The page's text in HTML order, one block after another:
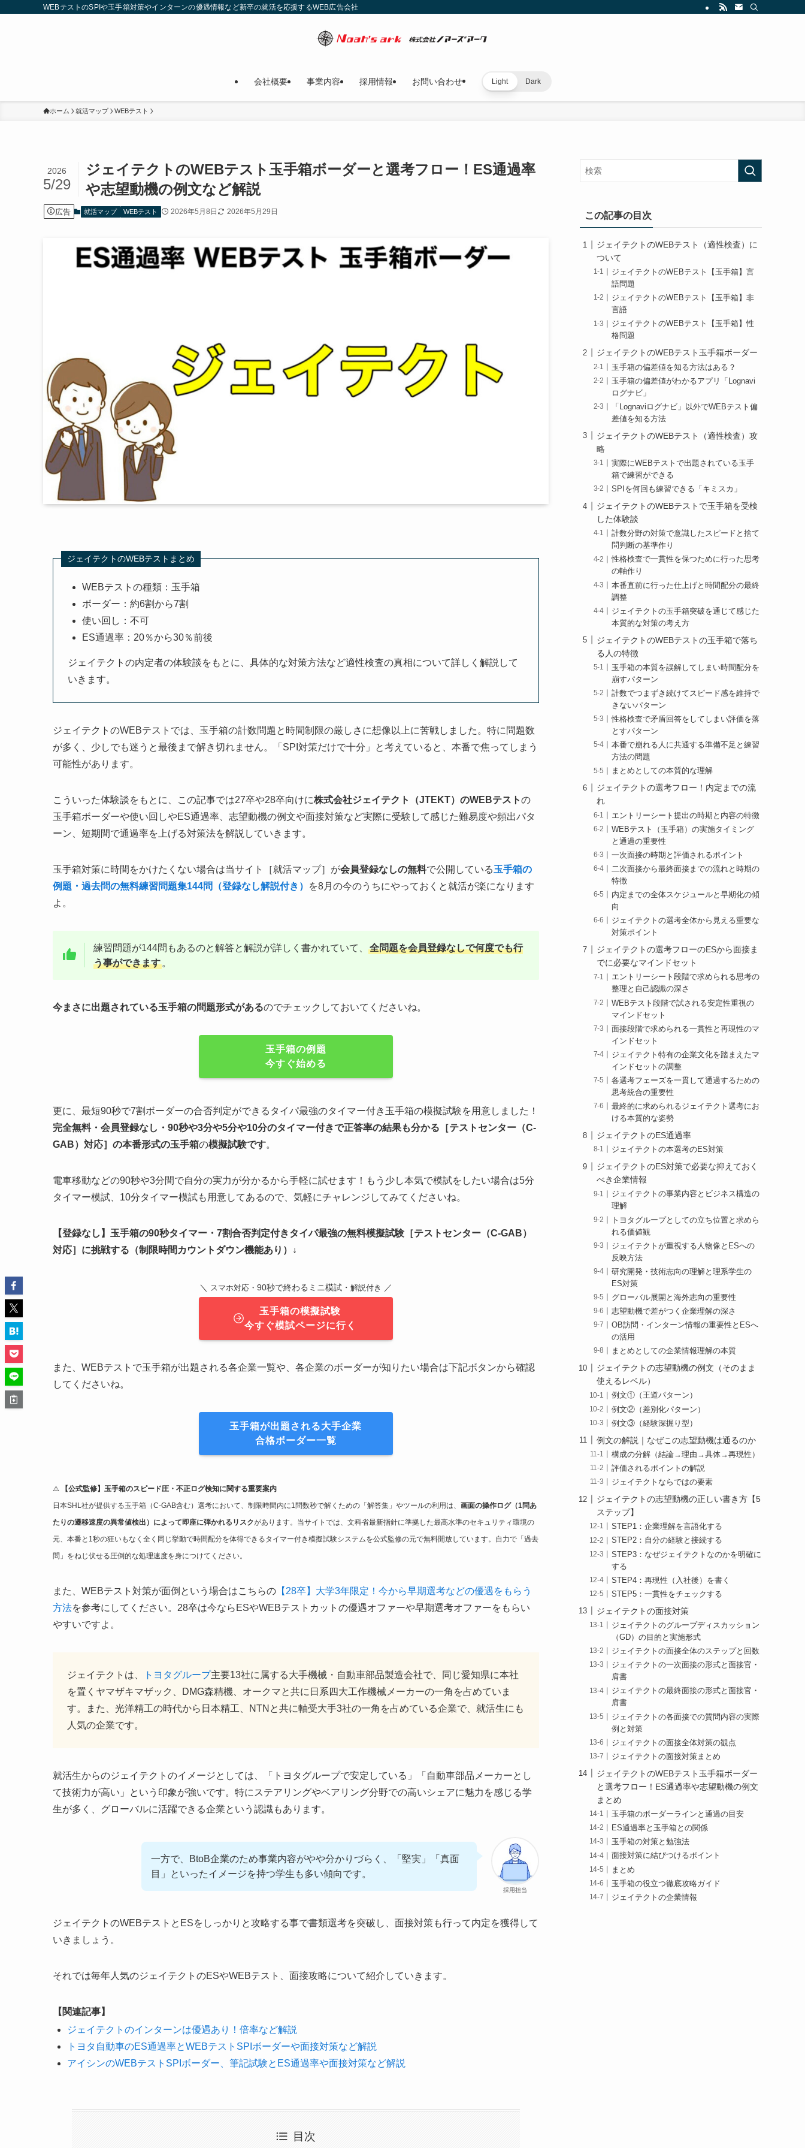
WEBテストのSPIや玉手箱対策やインターンの優遇情報など新卒の就活を応援するWEB広告会社
会社概要 事業内容 採用情報 お問い合わせ Light Dark
ホーム 就活マップ WEBテスト
ジェイテクトのWEBテスト玉手箱ボーダーと選考フロー！ES通過率
や志望動機の例文など解説
2026
5/29
広告 就活マップ WEBテスト 2026年5月8日 2026年5月29日
ジェイテクトのWEBテストまとめ
WEBテストの種類：玉手箱
ボーダー：約6割から7割
使い回し：不可
ES通過率：20％から30％前後
ジェイテクトの内定者の体験談をもとに、具体的な対策方法など適性検査の真相について詳しく解説して
いきます。
ジェイテクトのWEBテストでは、玉手箱の計数問題と時間制限の厳しさに想像以上に苦戦しました。特に問題数
が多く、少しでも迷うと最後まで解き切れません。「SPI対策だけで十分」と考えていると、本番で焦ってしまう
可能性があります。
こういった体験談をもとに、この記事では27卒や28卒向けに株式会社ジェイテクト（JTEKT） のWEBテストの
玉手箱ボーダーや使い回しやES通過率、志望動機の例文や面接対策など実際に受験して感じた難易度や頻出パタ
ーン、短期間で通過率を上げる対策法を解説していきます。
玉手箱対策に時間をかけたくない場合は当サイト［就活マップ］が会員登録なしの無料で公開している玉手箱の
例題・過去問の無料練習問題集144問（登録なし解説付き）
を8月の今のうちにやっておくと就活が楽になります
よ。
練習問題が144問もあるのと解答と解説が詳しく書かれていて、
全問題を会員登録なしで何度でも行
う事ができます 。
今まさに出題されている玉手箱の問題形式があるのでチェックしておいてくださいね。
玉手箱の例題
今すぐ始める
更に、最短90秒で7割ボーダーの合否判定ができるタイパ最強のタイマー付き玉手箱の模擬試験を用意しました！
完全無料・会員登録なし・90秒や3分や5分や10分のタイマー付きで正答率の結果も分かる ［テストセンター（C-
GAB）対応］ の本番形式の玉手箱の模擬試験です。
電車移動などの90秒や3分間で自分の実力が分かるから手軽に試せます！もう少し本気で模試をしたい場合は5分
タイマー模試、10分タイマー模試も用意してあるので、気軽にチャレンジしてみてくださいね。
【登録なし】玉手箱の90秒タイマー・7割合否判定付きタイパ最強の無料模擬試験 ［テストセンター（C-GAB）
対応］ に挑戦する（制限時間カウントダウン機能あり）↓
＼ スマホ対応・ 90秒で終わるミニ模試・ 解説付き ／
玉手箱の模擬試験
今すぐ模試ページに行く
また、WEBテストで玉手箱が出題される各企業一覧や、各企業のボーダーが知りたい場合は下記ボタンから確認
してくださいね。
玉手箱が出題される大手企業
合格ボーダー一覧
⚠️
【公式監修】玉手箱のスピード圧・不正ログ検知に関する重要案内
日本SHL社が提供する玉手箱（C-GAB含む）選考において、制限時間内に1問数秒で解くための「解答集」やツールの利用は、 画面の操作ログ（1問あ
たりの遷移速度の異常値検出）によって即座に弾かれるリスクがあります。当サイトでは、文科省最新指針に準拠した最高水準のセキュリティ環境の
元、本番と1秒の狂いもなく全く同じ挙動で時間配分を体得できるタイマー付き模擬試験システムを公式監修の元で無料開放しています。自力で「過去
問」をねじ伏せる圧倒的な処理速度を身につけてください。
また、WEBテスト対策が面倒という場合はこちらの 【28卒】大学3年限定！今から早期選考などの優遇をもらう
方法を参考にしてください。28卒は今ならESやWEBテストカットの優遇オファーや早期選考オファーをもらい
やすいですよ。
ジェイテクトは、 トヨタグループ主要13社に属する大手機械・自動車部品製造会社で、同じ愛知県に本社
を置くヤマザキマザック、DMG森精機、オークマと共に日系四大工作機械メーカーの一角を占めていま
す。また、光洋精工の時代から日本精工、NTNと共に軸受大手3社の一角を占めている企業で、就活生にも
人気の企業です。
就活生からのジェイテクトのイメージとしては、「トヨタグループで安定している」「自動車部品メーカーとし
て技術力が高い」という印象が強いです。特にステアリングやベアリング分野での高いシェアに魅力を感じる学
生が多く、グローバルに活躍できる企業という認識もあります。
採用担当
一方で、BtoB企業のため事業内容がやや分かりづらく、「堅実」「真面
目」といったイメージを持つ学生も多い傾向です。
ジェイテクトのWEBテストとESをしっかりと攻略する事で書類選考を突破し、面接対策も行って内定を獲得して
いきましょう。
それでは毎年人気のジェイテクトのESやWEBテスト、面接攻略について紹介していきます。
【関連記事】
ジェイテクトのインターンは優遇あり！倍率など解説
トヨタ自動車のES通過率とWEBテストSPIボーダーや面接対策など解説
アイシンのWEBテストSPIボーダー、筆記試験とES通過率や面接対策など解説
目次
この記事の目次
ジェイテクトのWEBテスト（適性検査）に
ついて
ジェイテクトのWEBテスト【玉手箱】言
語問題
ジェイテクトのWEBテスト【玉手箱】非
言語
ジェイテクトのWEBテスト【玉手箱】性
格問題
ジェイテクトのWEBテスト玉手箱ボーダー
玉手箱の偏差値を知る方法はある？
玉手箱の偏差値がわかるアプリ「Lognavi
ログナビ」
「Lognaviログナビ」以外でWEBテスト偏
差値を知る方法
ジェイテクトのWEBテスト（適性検査）攻
略
実際にWEBテストで出題されている玉手
箱で練習ができる
SPIを何回も練習できる「キミスカ」
ジェイテクトのWEBテストで玉手箱を受検
した体験談
計数分野の対策で意識したスピードと捨て
問判断の基準作り
性格検査で一貫性を保つために行った思考
の軸作り
本番直前に行った仕上げと時間配分の最終
調整
ジェイテクトの玉手箱突破を通じて感じた
本質的な対策の考え方
ジェイテクトのWEBテストの玉手箱で落ち
る人の特徴
玉手箱の本質を誤解してしまい時間配分を
崩すパターン
計数でつまずき続けてスピード感を維持で
きないパターン
性格検査で矛盾回答をしてしまい評価を落
とすパターン
本番で崩れる人に共通する準備不足と練習
方法の問題
まとめとしての本質的な理解
ジェイテクトの選考フロー！内定までの流
れ
エントリーシート提出の時期と内容の特徴
WEBテスト（玉手箱）の実施タイミング
と通過の重要性
一次面接の時期と評価されるポイント
二次面接から最終面接までの流れと時期の
特徴
内定までの全体スケジュールと早期化の傾
向
ジェイテクトの選考全体から見える重要な
対策ポイント
ジェイテクトの選考フローのESから面接ま
でに必要なマインドセット
エントリーシート段階で求められる思考の
整理と自己認識の深さ
WEBテスト段階で試される安定性重視の
マインドセット
面接段階で求められる一貫性と再現性のマ
インドセット
ジェイテクト特有の企業文化を踏まえたマ
インドセットの調整
各選考フェーズを一貫して通過するための
思考統合の重要性
最終的に求められるジェイテクト選考にお
ける本質的な姿勢
ジェイテクトのES通過率
ジェイテクトの本選考のES対策
ジェイテクトのES対策で必要な抑えておく
べき企業情報
ジェイテクトの事業内容とビジネス構造の
理解
トヨタグループとしての立ち位置と求めら
れる価値観
ジェイテクトが重視する人物像とESへの
反映方法
研究開発・技術志向の理解と理系学生の
ES対策
グローバル展開と海外志向の重要性
志望動機で差がつく企業理解の深さ
OB訪問・インターン情報の重要性とESへ
の活用
まとめとしての企業情報理解の本質
ジェイテクトの志望動機の例文（そのまま
使えるレベル）
例文①（王道パターン）
例文②（差別化パターン）
例文③（経験深掘り型）
例文の解説｜なぜこの志望動機は通るのか
構成の分解（結論→理由→具体→再現性）
評価されるポイントの解説
ジェイテクトならではの要素
ジェイテクトの志望動機の正しい書き方【5
ステップ】
STEP1：企業理解を言語化する
STEP2：自分の経験と接続する
STEP3：なぜジェイテクトなのかを明確に
する
STEP4：再現性（入社後）を書く
STEP5：一貫性をチェックする
ジェイテクトの面接対策
ジェイテクトのグループディスカッション
（GD）の目的と実施形式
ジェイテクトの面接全体のステップと回数
ジェイテクトの一次面接の形式と面接官・
肩書
ジェイテクトの最終面接の形式と面接官・
肩書
ジェイテクトの各面接での質問内容の実際
例と対策
ジェイテクトの面接全体対策の観点
ジェイテクトの面接対策まとめ
ジェイテクトのWEBテスト玉手箱ボーダー
と選考フロー！ES通過率や志望動機の例文
まとめ
玉手箱のボーダーラインと通過の目安
ES通過率と玉手箱との関係
玉手箱の対策と勉強法
面接対策に結びつけるポイント
まとめ
玉手箱の役立つ徹底攻略ガイド
ジェイテクトの企業情報